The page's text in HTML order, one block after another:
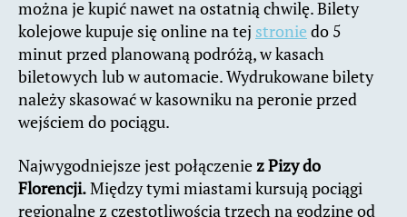
można je kupić nawet na ostatnią chwilę. Bilety
kolejowe kupuje się online na tej stronie do 5
minut przed planowaną podróżą, w kasach
biletowych lub w automacie. Wydrukowane bilety
należy skasować w kasowniku na peronie przed
wejściem do pociągu.
Najwygodniejsze jest połączenie z Pizy do
Florencji.Między tymi miastami kursują pociągi
regionalne z częstotliwością trzech na godzinę od